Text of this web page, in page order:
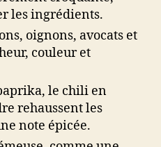
les ingrédients.
oignons, avocats et
couleur et
le chili en
rehaussent les
note épicée.